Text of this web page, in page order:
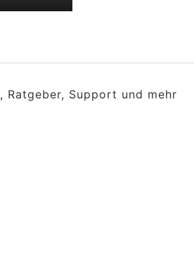
Ratgeber, Support und mehr